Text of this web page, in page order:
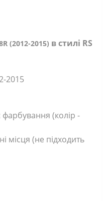
(2012-2015) в стилі RS
2015
(колір -
місця (не підходить